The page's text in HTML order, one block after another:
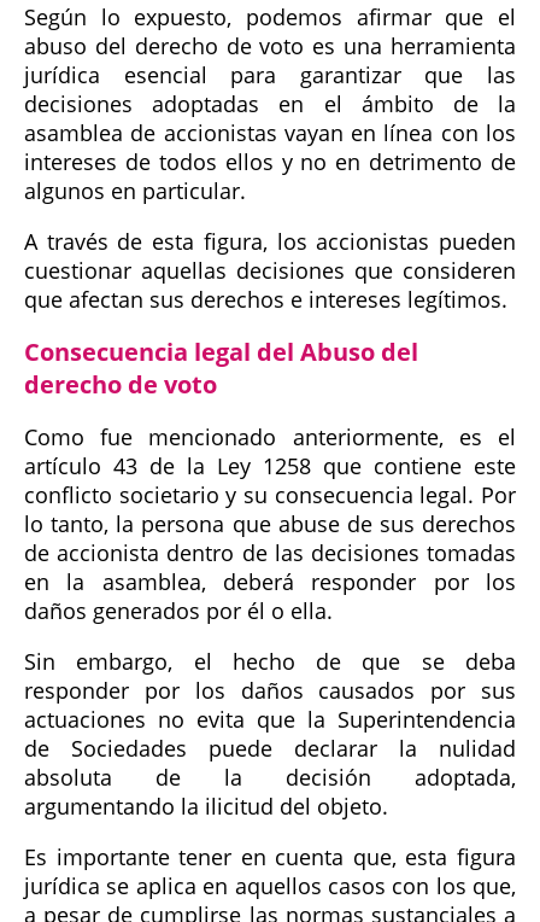
Según lo expuesto, podemos afirmar que el
abuso del derecho de voto es una herramienta
jurídica esencial para garantizar que las
decisiones adoptadas en el ámbito de la
asamblea de accionistas vayan en línea con los
intereses de todos ellos y no en detrimento de
algunos en particular.
A través de esta figura, los accionistas pueden
cuestionar aquellas decisiones que consideren
que afectan sus derechos e intereses legítimos.
Consecuencia legal del Abuso del
derecho de voto
Como fue mencionado anteriormente, es el
artículo 43 de la Ley 1258 que contiene este
conflicto societario y su consecuencia legal. Por
lo tanto, la persona que abuse de sus derechos
de accionista dentro de las decisiones tomadas
en la asamblea, deberá responder por los
daños generados por él o ella.
Sin embargo, el hecho de que se deba
responder por los daños causados por sus
actuaciones no evita que la Superintendencia
de Sociedades puede declarar la nulidad
absoluta de la decisión adoptada,
argumentando la ilicitud del objeto.
Es importante tener en cuenta que, esta figura
jurídica se aplica en aquellos casos con los que,
a pesar de cumplirse las normas sustanciales a